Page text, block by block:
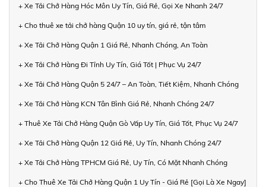
+ Xe Tải Chở Hàng Hóc Môn Uy Tín, Giá Rẻ, Gọi Xe Nhanh 24/7
+ Cho thuê xe tải chở hàng Quận 10 uy tín, giá rẻ, tận tâm
+ Xe Tải Chở Hàng Quận 1 Giá Rẻ, Nhanh Chóng, An Toàn
+ Xe Tải Chở Hàng Đi Tỉnh Uy Tín, Giá Tốt | Phục Vụ 24/7
+ Xe Tải Chở Hàng Quận 5 24/7 – An Toàn, Tiết Kiệm, Nhanh Chóng
+ Xe Tải Chở Hàng KCN Tân Bình Giá Rẻ, Nhanh Chóng 24/7
+ Thuê Xe Tải Chở Hàng Quận Gò Vấp Uy Tín, Giá Tốt, Phục Vụ 24/7
+ Xe Tải Chở Hàng Quận 12 Giá Rẻ, Uy Tín, Nhanh Chóng 24/7
+ Xe Tải Chở Hàng TPHCM Giá Rẻ, Uy Tín, Có Mặt Nhanh Chóng
+ Cho Thuê Xe Tải Chở Hàng Quận 1 Uy Tín - Giá Rẻ [Gọi Là Xe Ngay]